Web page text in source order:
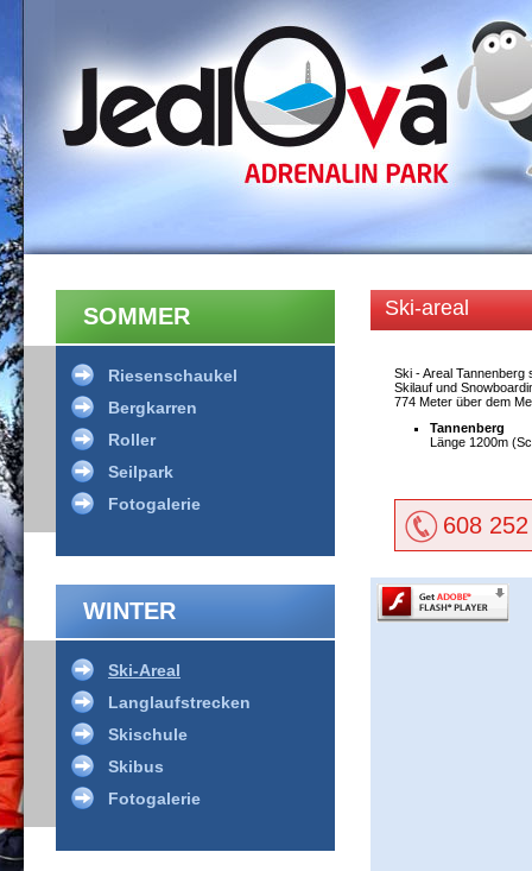
SOMMER
Riesenschaukel
Bergkarren
Roller
Seilpark
Fotogalerie
WINTER
Ski-Areal
Langlaufstrecken
Skischule
Skibus
Fotogalerie
Ski-areal
Ski - Areal Tannenberg
Skilauf und
774 Meter über dem
Tannenberg
Länge 1200m
608